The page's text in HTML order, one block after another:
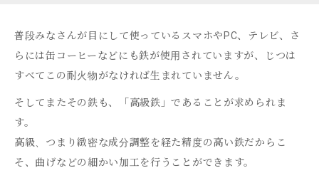
普段みなさんが目にして使っているスマホやPC、テレビ、さ
らには缶コーヒーなどにも鉄が使用されていますが、じつは
すべてこの耐火物がなければ生まれていません。
そしてまたその鉄も、「高級鉄」であることが求められま
す。
高級、つまり緻密な成分調整を経た精度の高い鉄だからこ
そ、曲げなどの細かい加工を行うことができます。